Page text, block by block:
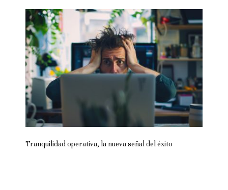
Tranquilidad operativa, la nueva señal del éxito